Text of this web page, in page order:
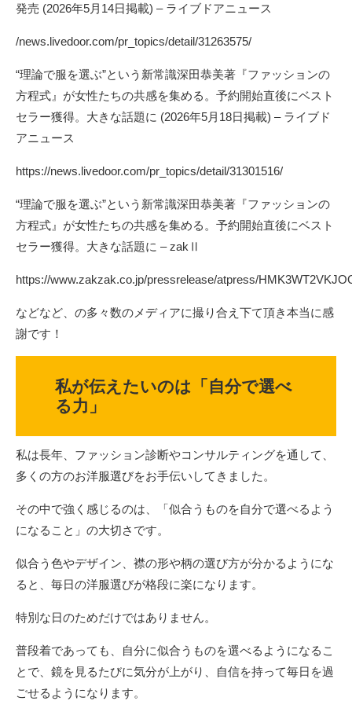
発売 (2026年5月14日掲載) – ライブドアニュース
/news.livedoor.com/pr_topics/detail/31263575/
“理論で服を選ぶ”という新常識深田恭美著『ファッションの
方程式』が女性たちの共感を集める。予約開始直後にベスト
セラー獲得。大きな話題に (2026年5月18日掲載) – ライブド
アニュース
https://news.livedoor.com/pr_topics/detail/31301516/
“理論で服を選ぶ”という新常識深田恭美著『ファッションの
方程式』が女性たちの共感を集める。予約開始直後にベスト
セラー獲得。大きな話題に – zakⅡ
https://www.zakzak.co.jp/pressrelease/atpress/
などなど、の多々数のメディアに撮り合え下て頂き本当に感
謝です！
私が伝えたいのは「自分で選べ
る力」
私は長年、ファッション診断やコンサルティングを通して、
多くの方のお洋服選びをお手伝いしてきました。
その中で強く感じるのは、「似合うものを自分で選べるよう
になること」の大切さです。
似合う色やデザイン、襟の形や柄の選び方が分かるようにな
ると、毎日の洋服選びが格段に楽になります。
特別な日のためだけではありません。
普段着であっても、自分に似合うものを選べるようになるこ
とで、鏡を見るたびに気分が上がり、自信を持って毎日を過
ごせるようになります。